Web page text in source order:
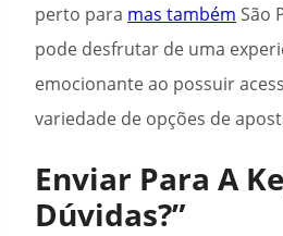
perto para mas também São
pode desfrutar de uma
emocionante ao possuir
variedade de opções de
Enviar Para A
Dúvidas?”